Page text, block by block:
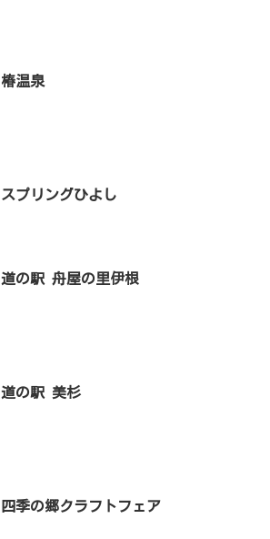
椿温泉
スプリングひよし
道の駅 舟屋の里伊根
道の駅 美杉
四季の郷クラフトフェア